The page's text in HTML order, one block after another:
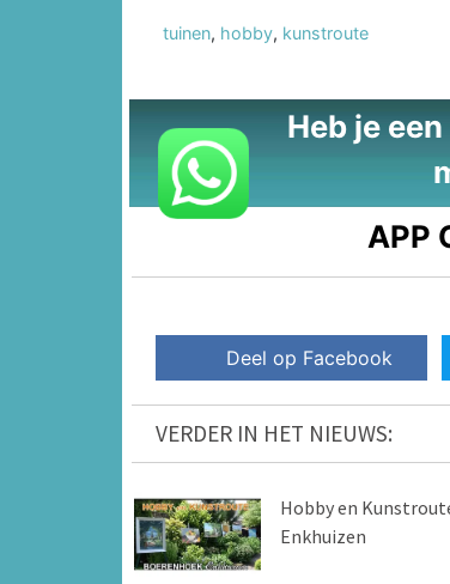
tuinen, hobby, kunstroute
Heb je
APP
Deel op Facebook
VERDER IN HET NIEUWS:
Hobby en
Enkhuizen